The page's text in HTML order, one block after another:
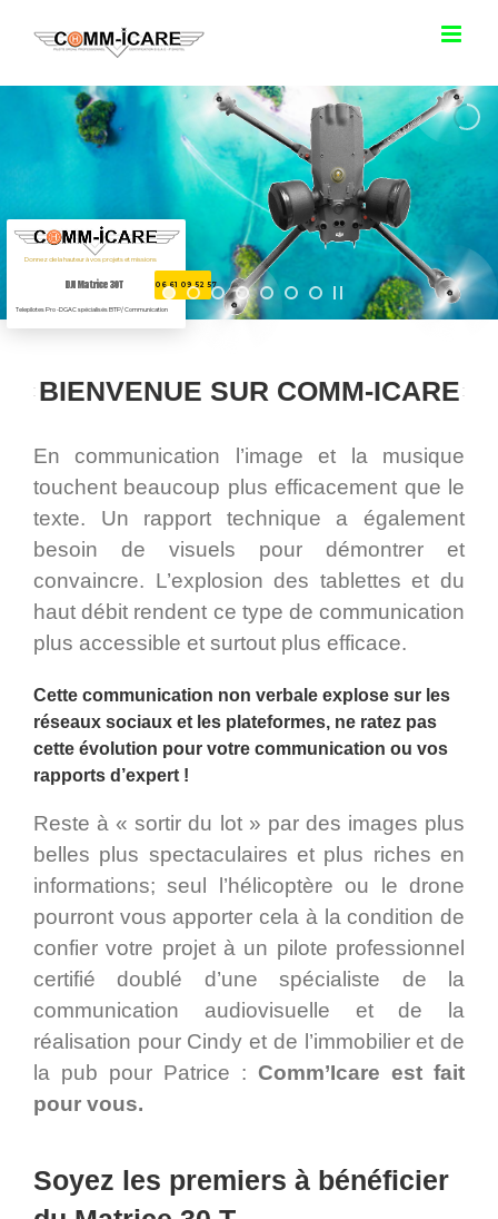
contenu
DJIMatrice30T
Donnez de la hauteur à vos projets et missions
Telepilotes Pro -DGAC spécialisés BTP/ Communication
06 61 09 52 57
BIENVENUE SUR COMM-ICARE
En communication l’image et la musique
touchent beaucoup plus efficacement que le
texte. Un rapport technique a également
besoin de visuels pour démontrer et
convaincre. L’explosion des tablettes et du
haut débit rendent ce type de communication
plus accessible et surtout plus efficace.
Cette communication non verbale explose sur les
réseaux sociaux et les plateformes, ne ratez pas
cette évolution pour votre communication ou vos
rapports d’expert !
Reste à « sortir du lot » par des images plus
belles plus spectaculaires et plus riches en
informations; seul l’hélicoptère ou le drone
pourront vous apporter cela à la condition de
confier votre projet à un pilote professionnel
certifié doublé d’une spécialiste de la
communication audiovisuelle et de la
réalisation pour Cindy et de l’immobilier et de
la pub pour Patrice : Comm’Icare est fait
pour vous.
Soyez les premiers à bénéficier